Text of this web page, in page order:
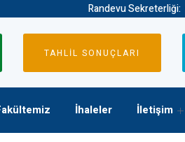
Randevu Sekreterliği:
TAHLİL SONUÇLARI
İhaleler İletişim